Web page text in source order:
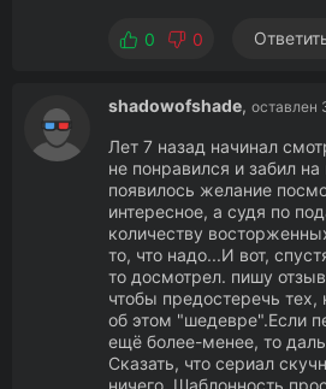
0 0
shadowofshade, оставлен
Лет 7 назад начинал
не понравился и забил на
появилось желание
интересное, а судя по
количеству
то, что надо...И вот,
то досмотрел. пишу
чтобы предостеречь тех,
об этом "шедевре".Если
ещё более-менее, то
Сказать, что сериал
ничего. Шаблонность